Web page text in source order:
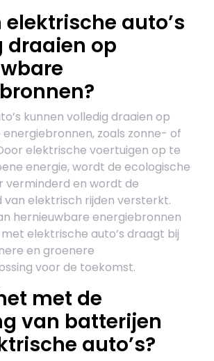
elektrische auto’s
draaien op
kunnen volledig draaien op
zoals zonne- of
elektrische voertuigen op te
energie, wordt de ecologische
verminderd en wordt de
van elektrisch rijden versterkt.
hernieuwbare energiebronnen
elektrische auto’s draagt bij
en groenere
voor de toekomst.
met de
van batterijen
auto’s?